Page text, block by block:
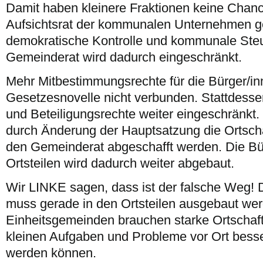
Damit haben kleinere Fraktionen keine
Aufsichtsrat der kommunalen Unternehmen
demokratische Kontrolle und kommunale
Gemeinderat wird dadurch eingeschränkt.
Mehr Mitbestimmungsrechte für die Bürger/
Gesetzesnovelle nicht verbunden.
und Beteiligungsrechte weiter
durch Änderung der Hauptsatzung die
den Gemeinderat abgeschafft werden. Die
Ortsteilen wird dadurch weiter abgebaut.
Wir LINKE sagen, dass ist der falsche Weg!
muss gerade in den Ortsteilen ausgebaut
Einheitsgemeinden brauchen starke
kleinen Aufgaben und Probleme vor Ort
werden können.